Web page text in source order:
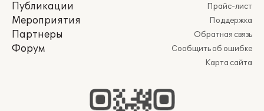
Публикации
Мероприятия
Партнеры
Форум
Прайс-лист
Поддержка
Обратная связь
Сообщить об ошибке
Карта сайта